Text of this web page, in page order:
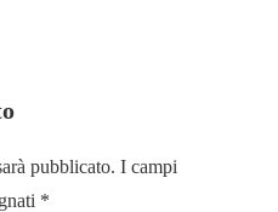
pubblicato. I campi
*